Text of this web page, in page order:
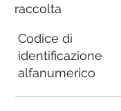
raccolta
Codice di
identificazione
alfanumerico